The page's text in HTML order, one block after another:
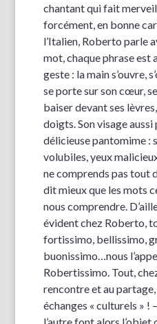
chantant qui fait
forcément, en bonne
l’Italien, Roberto parle
mot, chaque phrase est
geste : la main s’ouvre,
se porte sur son cœur,
baiser devant ses
doigts. Son visage
délicieuse pantomime :
volubiles, yeux
ne comprends pas tout
dit mieux que les mots
nous comprendre.
évident chez Roberto,
fortissimo, bellissimo,
buonissimo…nous
Robertissimo. Tout,
rencontre et au
échanges « culturels » !